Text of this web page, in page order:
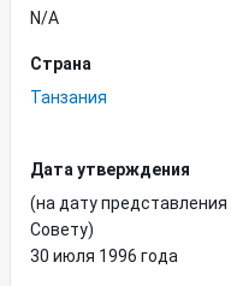
N/A
Страна
Танзания
Дата утверждения
(на дату представления
Совету)
30 июля 1996 года